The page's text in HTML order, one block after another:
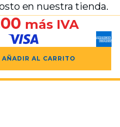
en nuestra tienda.
más IVA
AÑADIR AL CARRITO